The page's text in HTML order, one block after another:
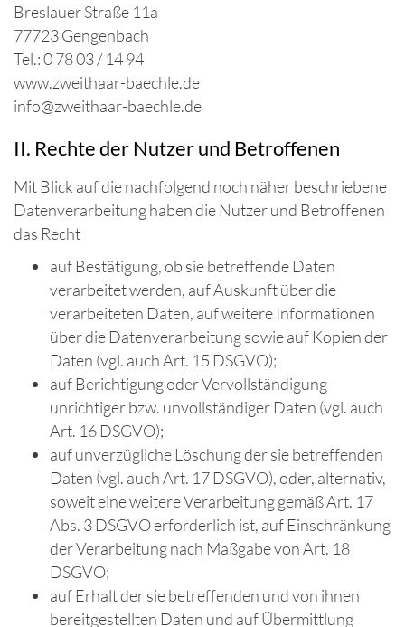
Breslauer Straße 11a
77723 Gengenbach
Tel.: 0 78 03 / 14 94
www.zweithaar-baechle.de
info@zweithaar-baechle.de
II. Rechte der Nutzer und Betroffenen
Mit Blick auf die nachfolgend noch näher beschriebene
Datenverarbeitung haben die Nutzer und Betroffenen
das Recht
auf Bestätigung, ob sie betreffende Daten
verarbeitet werden, auf Auskunft über die
verarbeiteten Daten, auf weitere Informationen
über die Datenverarbeitung sowie auf Kopien der
Daten (vgl. auch Art. 15 DSGVO);
auf Berichtigung oder Vervollständigung
unrichtiger bzw. unvollständiger Daten (vgl. auch
Art. 16 DSGVO);
auf unverzügliche Löschung der sie betreffenden
Daten (vgl. auch Art. 17 DSGVO), oder, alternativ,
soweit eine weitere Verarbeitung gemäß Art. 17
Abs. 3 DSGVO erforderlich ist, auf Einschränkung
der Verarbeitung nach Maßgabe von Art. 18
DSGVO;
auf Erhalt der sie betreffenden und von ihnen
bereitgestellten Daten und auf Übermittlung